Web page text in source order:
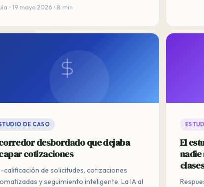
• 19 mayo 2026 • 8 min
DE CASO
desbordado que dejaba
cotizaciones
calificación de solicitudes, cotizaciones
y seguimiento inteligente. La IA al
El